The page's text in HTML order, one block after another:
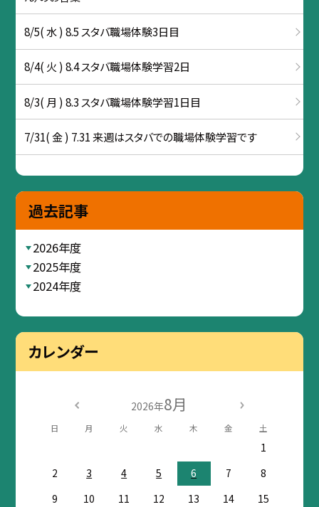
8/5( 水 ) 8.5 スタバ職場体験3日目
8/4( 火 ) 8.4 スタバ職場体験学習2日
8/3( 月 ) 8.3 スタバ職場体験学習1日目
7/31( 金 ) 7.31 来週はスタバでの職場体験学習です
過去記事
2026年度
2025年度
2024年度
カレンダー
2026年8月
日 月 火 水 木 金 土
1
2
3 4 5 6 7
8
9
10 11 12 13 14
15